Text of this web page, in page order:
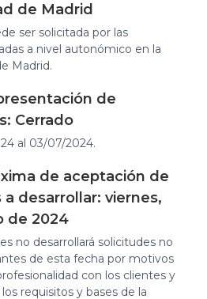
de Madrid
ser solicitada por las
a nivel autonómico en la
Madrid.
de
Cerrado
al 03/07/2024.
de aceptación de
desarrollar: viernes,
de 2024
no desarrollará solicitudes no
de esta fecha por motivos
con los clientes y
requisitos y bases de la